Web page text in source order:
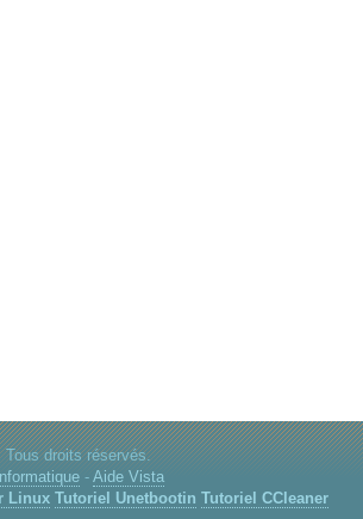
Tous droits réservés.
- Aide Vista
Linux Tutoriel Unetbootin Tutoriel CCleaner